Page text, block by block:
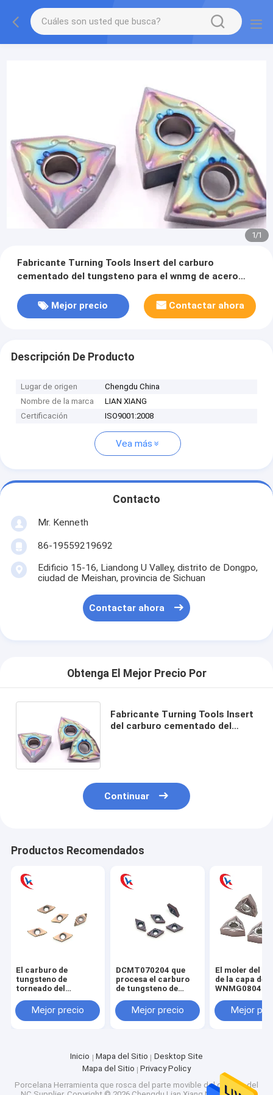
1/1
Fabricante Turning Tools Insert del carburo
cementado del tungsteno para el wnmg de acero
Mejor precio
Contactar ahora
Descripción De Producto
Lugar de origen
Chengdu China
Nombre de la marca
LIAN XIANG
Certificación
ISO9001:2008
Vea más
Contacto
Mr. Kenneth
86-19559219692
Edificio 15-16, Liandong U Valley, distrito de Dongpo,
ciudad de Meishan, provincia de Sichuan
Contactar ahora
Obtenga El Mejor Precio Por
Fabricante Turning Tools Insert
del carburo cementado del
Continuar
Productos Recomendados
El carburo de
tungsteno de
torneado del
TKFT12RB6000 del
hilo inserta la capa
Mejor precio
DCMT070204 que
procesa el carburo
de tungsteno de
inserta la capa física
Mejor precio
El moler del
de la capa de
acabamiento
acero
Mejor
Inicio Mapa del Sitio
Desktop Site
Mapa del Sitio
Privacy Policy
Porcelana Herramienta que rosca del parte movible del carburo del